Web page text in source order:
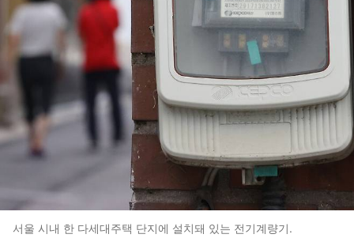
서울 시내 한 다세대주택 단지에 설치돼 있는 전기계량기.